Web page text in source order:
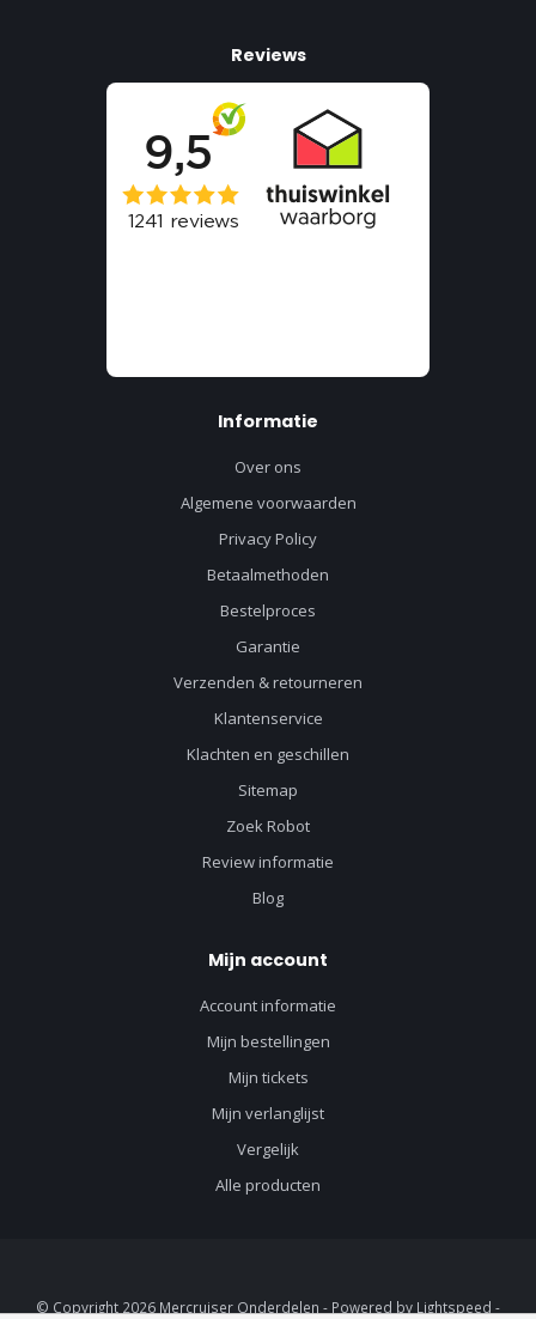
Reviews
Informatie
Over ons
Algemene voorwaarden
Privacy Policy
Betaalmethoden
Bestelproces
Garantie
Verzenden & retourneren
Klantenservice
Klachten en geschillen
Sitemap
Zoek Robot
Review informatie
Blog
Mijn account
Account informatie
Mijn bestellingen
Mijn tickets
Mijn verlanglijst
Vergelijk
Alle producten
© Copyright 2026 Mercruiser Onderdelen - Powered by Lightspeed -